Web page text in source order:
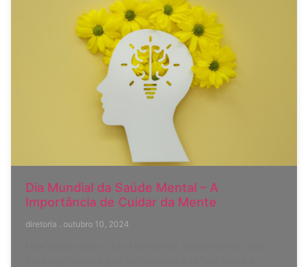
Dia Mundial da Saúde Mental – A
Importância de Cuidar da Mente
diretoria outubro 10, 2024